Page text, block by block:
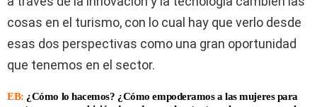
cosas en el turismo, con lo cual hay que verlo desde
esas dos perspectivas como una gran oportunidad
que tenemos en el sector.
EB: ¿Cómo lo hacemos? ¿Cómo empoderamos a las mujeres para